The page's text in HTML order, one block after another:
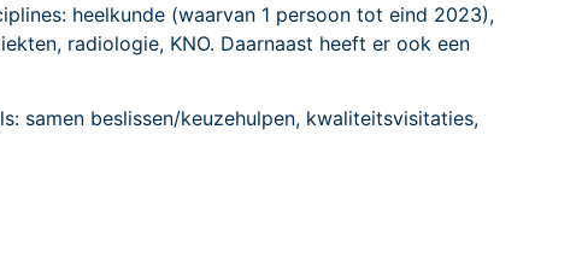
heelkunde (waarvan 1 persoon tot eind 2023),
radiologie, KNO. Daarnaast heeft er ook een
samen beslissen/keuzehulpen, kwaliteitsvisitaties,